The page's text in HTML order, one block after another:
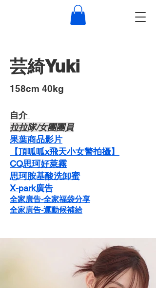
芸綺Yuki
​158cm 40kg
自介 ​
​拉拉隊/女團團員
果葉商品影片
【頂呱呱x飛天小女警拍攝】
CQ思珂好萊霧
思珂胺基酸洗卸蜜
​X-park廣告
全家廣告-全家福袋分享
全家廣告-運動候補給